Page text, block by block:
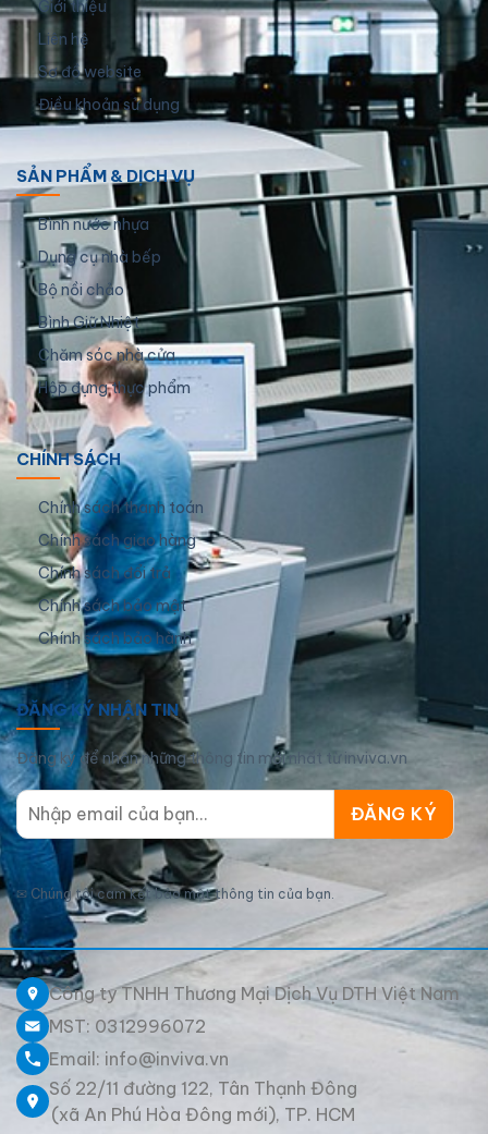
Giới thiệu
Liên hệ
Sơ đồ website
Điều khoản sử dụng
SẢN PHẨM & DỊCH VỤ
Bình nước nhựa
Dụng cụ nhà bếp
Bộ nồi chảo
Bình Giữ Nhiệt
Chăm sóc nhà cửa
Hộp đựng thực phẩm
CHÍNH SÁCH
Chính sách thanh toán
Chính sách giao hàng
Chính sách đổi trả
Chính sách bảo mật
Chính sách bảo hành
ĐĂNG KÝ NHẬN TIN
Đăng ký để nhận những thông tin mới nhất từ inviva.vn
✉ Chúng tôi cam kết bảo mật thông tin của bạn.
Công ty TNHH Thương Mại Dịch Vụ DTH Việt Nam
MST: 0312996072
Email: info@inviva.vn
Số 22/11 đường 122, Tân Thạnh Đông
(xã An Phú Hòa Đông mới), TP. HCM